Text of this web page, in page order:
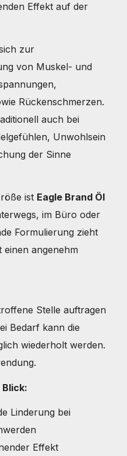
Effekt auf der
zur
von Muskel- und
Rückenschmerzen.
auch bei
Unwohlsein
der Sinne
ist Eagle Brand Öl
im Büro oder
Formulierung zieht
einen angenehm
Stelle auftragen
Bedarf kann die
wiederholt werden.
Linderung bei
Effekt